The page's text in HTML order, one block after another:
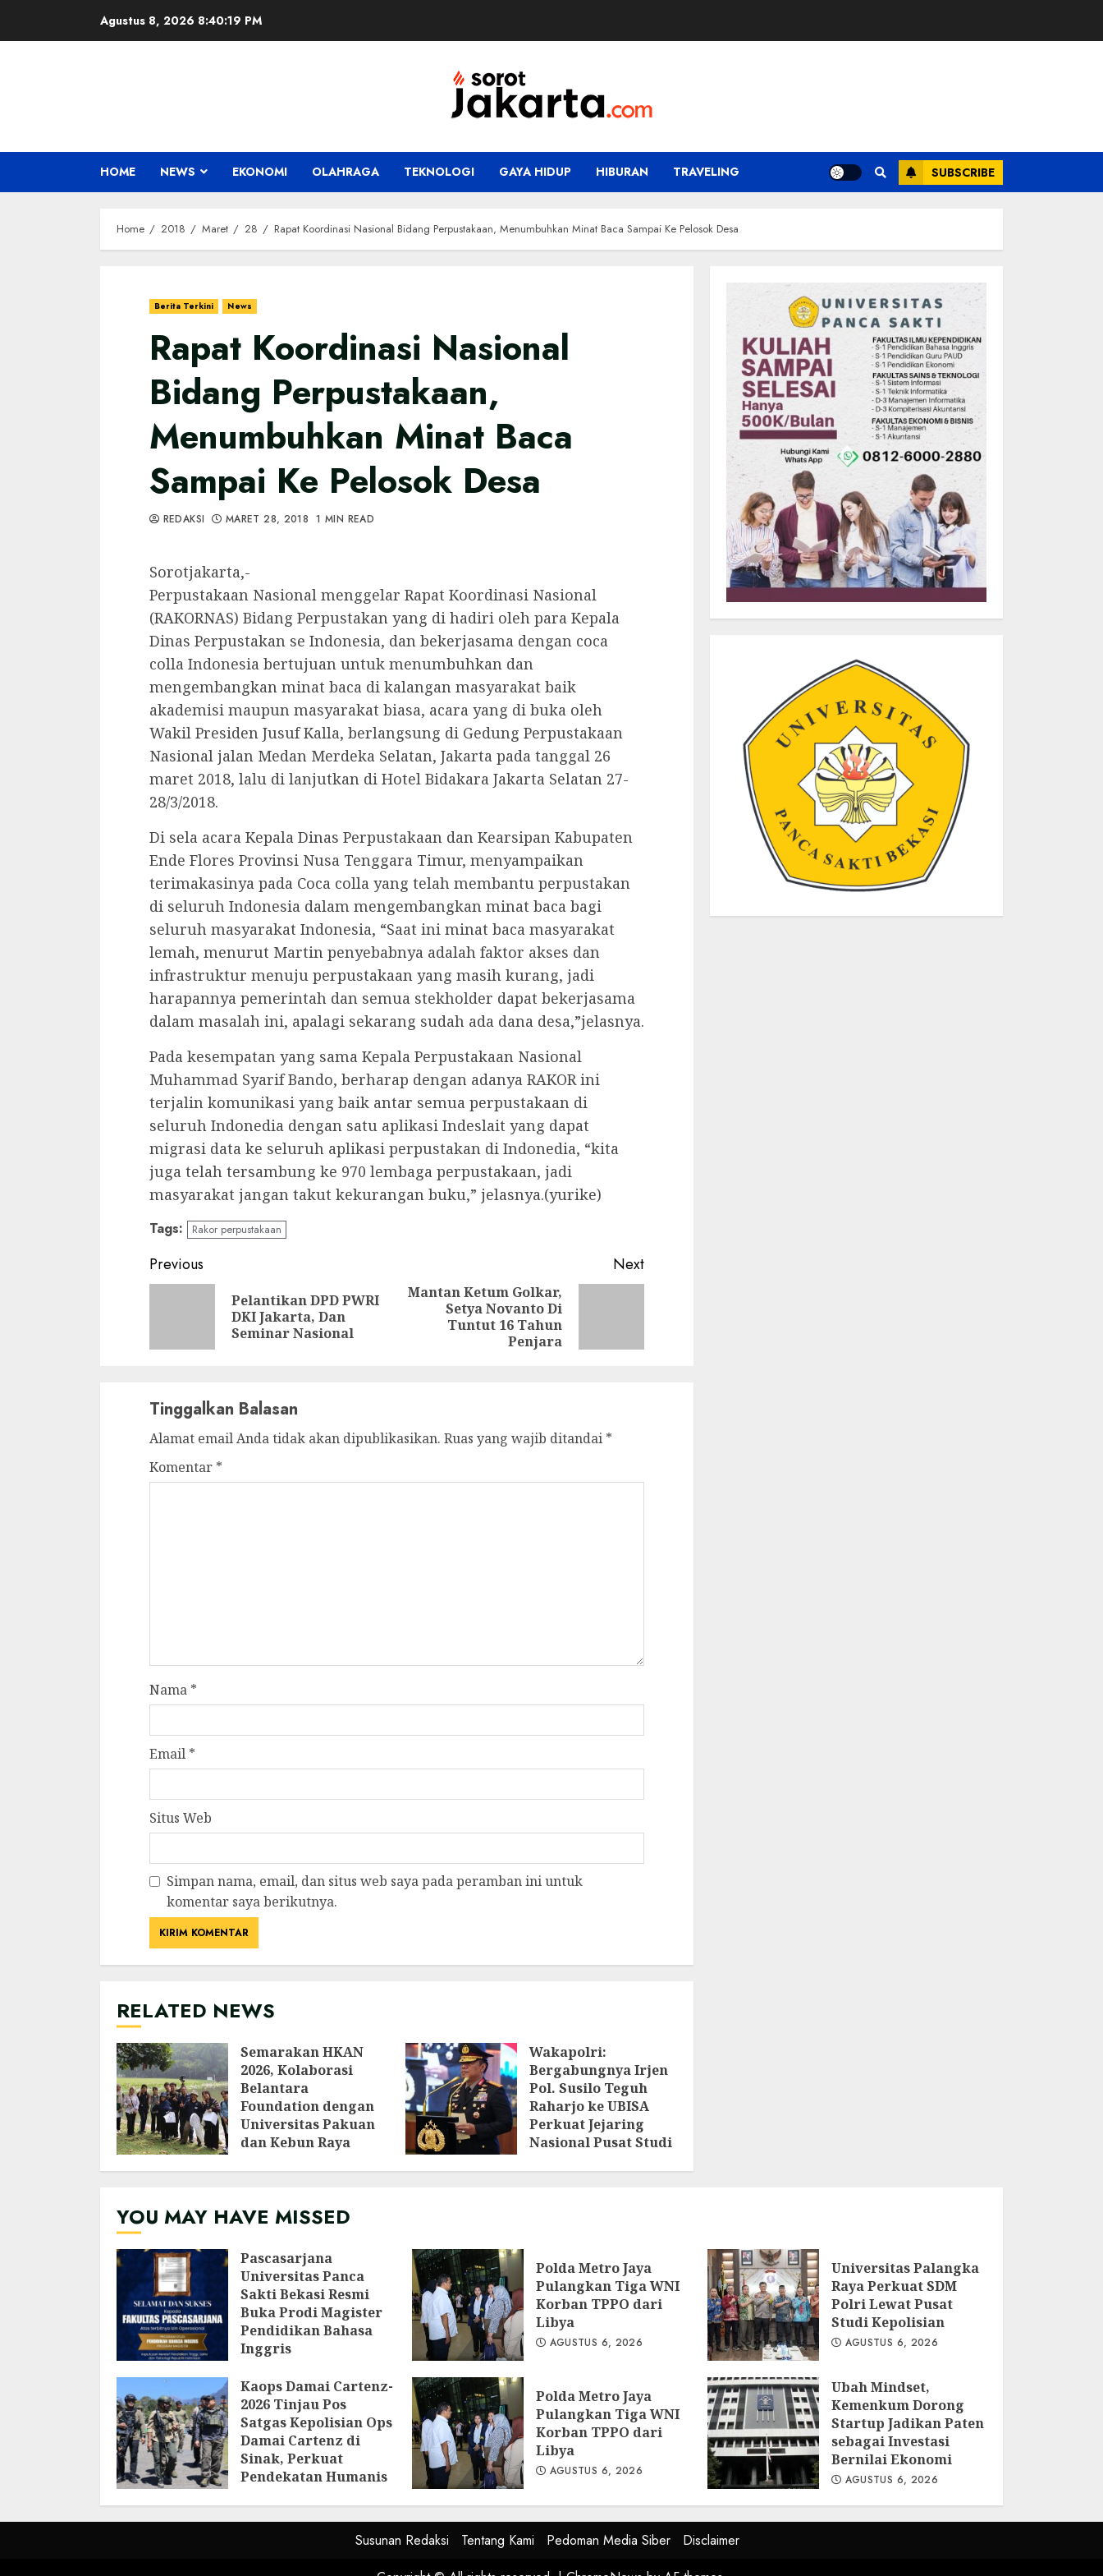
Agustus 8, 2026 8:40:20 PM
HOME NEWS EKONOMI OLAHRAGA TEKNOLOGI GAYA HIDUP HIBURAN TRAVELING SUBSCRIBE
Home 2018 Maret 28 Rapat Koordinasi Nasional Bidang Perpustakaan, Menumbuhkan Minat Baca Sampai Ke Pelosok Desa
Berita Terkini News
Rapat Koordinasi Nasional
Bidang Perpustakaan,
Menumbuhkan Minat Baca
Sampai Ke Pelosok Desa
REDAKSI MARET 28, 2018 1 MIN READ
Sorotjakarta,-
Perpustakaan Nasional menggelar Rapat Koordinasi Nasional
(RAKORNAS) Bidang Perpustakan yang di hadiri oleh para Kepala
Dinas Perpustakan se Indonesia, dan bekerjasama dengan coca
colla Indonesia bertujuan untuk menumbuhkan dan
mengembangkan minat baca di kalangan masyarakat baik
akademisi maupun masyarakat biasa, acara yang di buka oleh
Wakil Presiden Jusuf Kalla, berlangsung di Gedung Perpustakaan
Nasional jalan Medan Merdeka Selatan, Jakarta pada tanggal 26
maret 2018, lalu di lanjutkan di Hotel Bidakara Jakarta Selatan 27-
28/3/2018.
Di sela acara Kepala Dinas Perpustakaan dan Kearsipan Kabupaten
Ende Flores Provinsi Nusa Tenggara Timur, menyampaikan
terimakasinya pada Coca colla yang telah membantu perpustakan
di seluruh Indonesia dalam mengembangkan minat baca bagi
seluruh masyarakat Indonesia, “Saat ini minat baca masyarakat
lemah, menurut Martin penyebabnya adalah faktor akses dan
infrastruktur menuju perpustakaan yang masih kurang, jadi
harapannya pemerintah dan semua stekholder dapat bekerjasama
dalam masalah ini, apalagi sekarang sudah ada dana desa,”jelasnya.
Pada kesempatan yang sama Kepala Perpustakaan Nasional
Muhammad Syarif Bando, berharap dengan adanya RAKOR ini
terjalin komunikasi yang baik antar semua perpustakaan di
seluruh Indonedia dengan satu aplikasi Indeslait yang dapat
migrasi data ke seluruh aplikasi perpustakan di Indonedia, “kita
juga telah tersambung ke 970 lembaga perpustakaan, jadi
masyarakat jangan takut kekurangan buku,” jelasnya.(yurike)
Tags: Rakor perpustakaan
Continue
Reading
Previous
Previous
Pelantikan DPD PWRI
DKI Jakarta, Dan
Seminar Nasional
Next
Mantan Ketum Golkar,
Setya Novanto Di
Tuntut 16 Tahun
Penjara
Tinggalkan Balasan
Alamat email Anda tidak akan dipublikasikan. Ruas yang wajib ditandai *
Komentar *
Nama *
Email *
Situs Web
Simpan nama, email, dan situs web saya pada peramban ini untuk
komentar saya berikutnya.
RELATED NEWS
Semarakan HKAN
2026, Kolaborasi
Belantara
Foundation dengan
Universitas Pakuan
dan Kebun Raya
Pendataan Fauna-
Bogor
AGUSTUS 3, 2026
Wakapolri:
Bergabungnya Irjen
Pol. Susilo Teguh
Raharjo ke UBISA
Perkuat Jejaring
Nasional Pusat Studi
YOU MAY HAVE MISSED
Pascasarjana
Universitas Panca
Sakti Bekasi Resmi
Buka Prodi Magister
Pendidikan Bahasa
Inggris
Polda Metro Jaya
Pulangkan Tiga WNI
Korban TPPO dari
Libya
AGUSTUS 6, 2026
Universitas Palangka
Raya Perkuat SDM
Polri Lewat Pusat
Studi Kepolisian
AGUSTUS 6, 2026
Kaops Damai Cartenz-
2026 Tinjau Pos
Satgas Kepolisian Ops
Damai Cartenz di
Sinak, Perkuat
Pendekatan Humanis
Polda Metro Jaya
Pulangkan Tiga WNI
Korban TPPO dari
Libya
AGUSTUS 6, 2026
Ubah Mindset,
Kemenkum Dorong
Startup Jadikan Paten
sebagai Investasi
Bernilai Ekonomi
AGUSTUS 6, 2026
Susunan Redaksi Tentang Kami Pedoman Media Siber
Disclaimer